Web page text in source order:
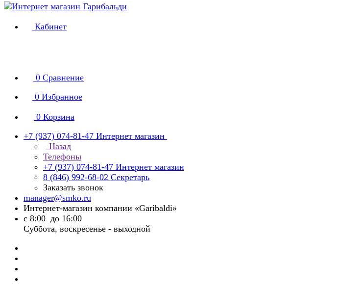
Кабинет
0 Сравнение
0 Избранное
0 Корзина
+7 (937) 074-81-47 Интернет магазин
Назад
Телефоны
+7 (937) 074-81-47 Интернет магазин
8 (846) 992-68-02 Секретарь
Заказать звонок
manager@smko.ru
Интернет-магазин компании «Garibaldi»
с 8:00 до 16:00
Суббота, воскресенье - выходной